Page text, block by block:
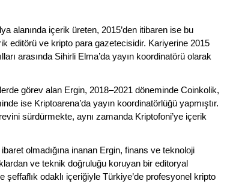
alanında içerik üreten, 2015’den itibaren ise bu
editörü ve kripto para gazetecisidir. Kariyerine 2015
arasında Sihirli Elma’da yayın koordinatörü olarak
görev alan Ergin, 2018–2021 döneminde Coinkolik,
ise Kriptoarena’da yayın koordinatörlüğü yapmıştır.
sürdürmekte, aynı zamanda Kriptofoni’ye içerik
olmadığına inanan Ergin, finans ve teknoloji
ve teknik doğruluğu koruyan bir editoryal
şeffaflık odaklı içeriğiyle Türkiye’de profesyonel kripto